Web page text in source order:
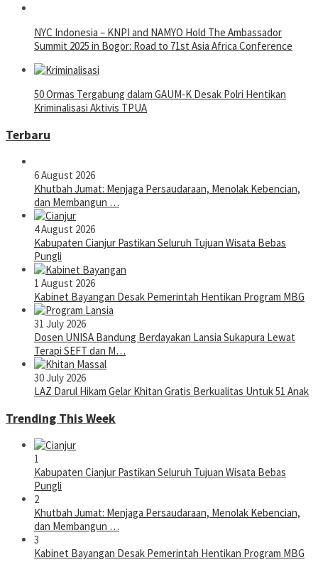
NYC Indonesia – KNPI and NAMYO Hold The Ambassador
Summit 2025 in Bogor: Road to 71st Asia Africa Conference
50 Ormas Tergabung dalam GAUM-K Desak Polri Hentikan
Kriminalisasi Aktivis TPUA
Terbaru
6 August 2026
Khutbah Jumat: Menjaga Persaudaraan, Menolak Kebencian,
dan Membangun …
4 August 2026
Kabupaten Cianjur Pastikan Seluruh Tujuan Wisata Bebas
Pungli
1 August 2026
Kabinet Bayangan Desak Pemerintah Hentikan Program MBG
31 July 2026
Dosen UNISA Bandung Berdayakan Lansia Sukapura Lewat
Terapi SEFT dan M…
30 July 2026
LAZ Darul Hikam Gelar Khitan Gratis Berkualitas Untuk 51 Anak
Trending This Week
1
Kabupaten Cianjur Pastikan Seluruh Tujuan Wisata Bebas
Pungli
2
Khutbah Jumat: Menjaga Persaudaraan, Menolak Kebencian,
dan Membangun …
3
Kabinet Bayangan Desak Pemerintah Hentikan Program MBG